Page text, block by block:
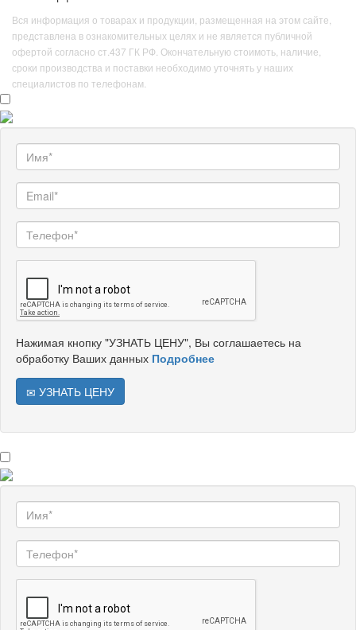
Вся информация о товарах и продукции, размещенная на этом сайте,
представлена в ознакомительных целях и не является публичной
офертой согласно ст.437 ГК РФ. Окончательную стоимоть, наличие,
сроки производства и поставки необходимо уточнять у наших
специалистов по телефонам.
Нажимая кнопку "УЗНАТЬ ЦЕНУ", Вы соглашаетесь на
обработку Ваших данных Подробнее
УЗНАТЬ ЦЕНУ